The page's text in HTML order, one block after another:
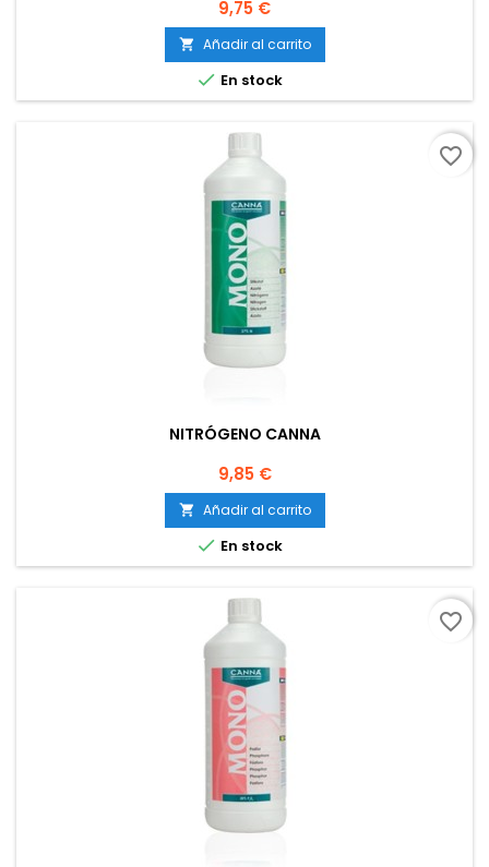
Precio
9,75 €
 Añadir al carrito
 En stock
NITRÓGENO CANNA
Precio
9,85 €
 Añadir al carrito
 En stock
favorite_border
favorite_border